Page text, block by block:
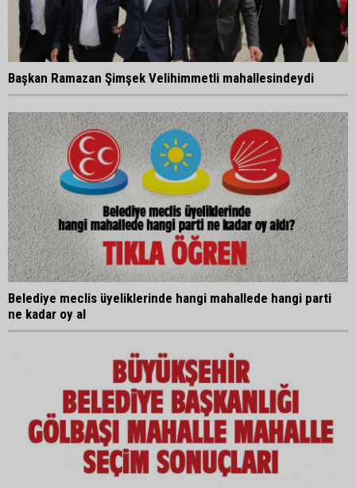
Başkan Ramazan Şimşek Velihimmetli mahallesindeydi
Belediye meclis üyeliklerinde hangi mahallede hangi parti
ne kadar oy al